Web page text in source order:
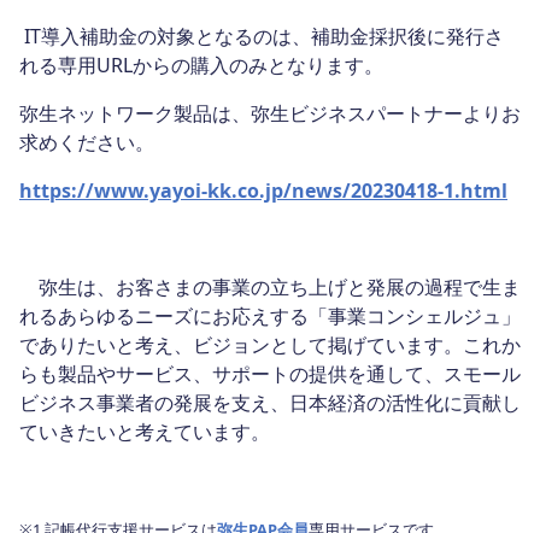
IT導入補助金の対象となるのは、補助金採択後に発行さ
れる専用URLからの購入のみとなります。
弥生ネットワーク製品は、弥生ビジネスパートナーよりお
求めください。
https://www.yayoi-kk.co.jp/news/20230418-1.html
弥生は、お客さまの事業の立ち上げと発展の過程で生ま
れるあらゆるニーズにお応えする「事業コンシェルジュ」
でありたいと考え、ビジョンとして掲げています。これか
らも製品やサービス、サポートの提供を通して、スモール
ビジネス事業者の発展を支え、日本経済の活性化に貢献し
ていきたいと考えています。